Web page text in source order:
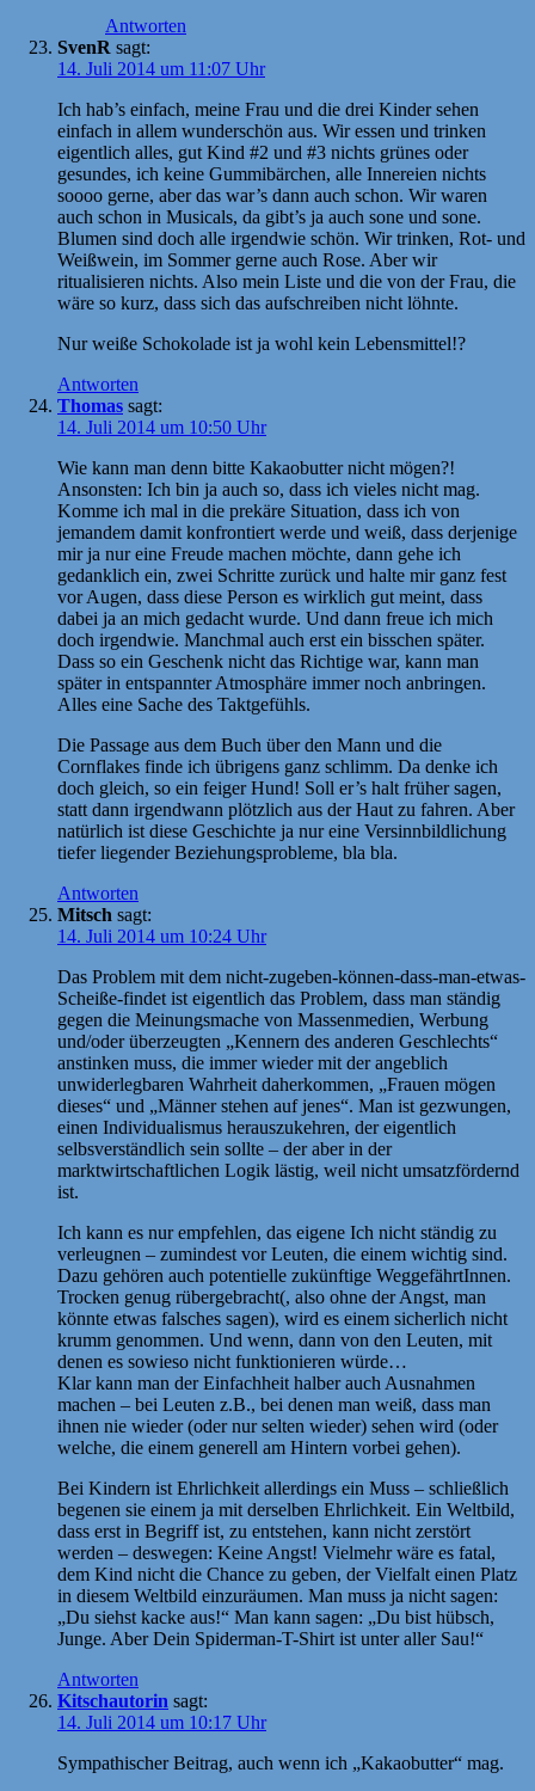
Antworten
SvenR sagt:
14. Juli 2014 um 11:07 Uhr
Ich hab’s einfach, meine Frau und die drei Kinder sehen
einfach in allem wunderschön aus. Wir essen und trinken
eigentlich alles, gut Kind #2 und #3 nichts grünes oder
gesundes, ich keine Gummibärchen, alle Innereien nichts
soooo gerne, aber das war’s dann auch schon. Wir waren
auch schon in Musicals, da gibt’s ja auch sone und sone.
Blumen sind doch alle irgendwie schön. Wir trinken, Rot- und
Weißwein, im Sommer gerne auch Rose. Aber wir
ritualisieren nichts. Also mein Liste und die von der Frau, die
wäre so kurz, dass sich das aufschreiben nicht löhnte.
Nur weiße Schokolade ist ja wohl kein Lebensmittel!?
Antworten
Thomas sagt:
14. Juli 2014 um 10:50 Uhr
Wie kann man denn bitte Kakaobutter nicht mögen?!
Ansonsten: Ich bin ja auch so, dass ich vieles nicht mag.
Komme ich mal in die prekäre Situation, dass ich von
jemandem damit konfrontiert werde und weiß, dass derjenige
mir ja nur eine Freude machen möchte, dann gehe ich
gedanklich ein, zwei Schritte zurück und halte mir ganz fest
vor Augen, dass diese Person es wirklich gut meint, dass
dabei ja an mich gedacht wurde. Und dann freue ich mich
doch irgendwie. Manchmal auch erst ein bisschen später.
Dass so ein Geschenk nicht das Richtige war, kann man
später in entspannter Atmosphäre immer noch anbringen.
Alles eine Sache des Taktgefühls.
Die Passage aus dem Buch über den Mann und die
Cornflakes finde ich übrigens ganz schlimm. Da denke ich
doch gleich, so ein feiger Hund! Soll er’s halt früher sagen,
statt dann irgendwann plötzlich aus der Haut zu fahren. Aber
natürlich ist diese Geschichte ja nur eine Versinnbildlichung
tiefer liegender Beziehungsprobleme, bla bla.
Antworten
Mitsch sagt:
14. Juli 2014 um 10:24 Uhr
Das Problem mit dem nicht-zugeben-können-dass-man-etwas-
Scheiße-findet ist eigentlich das Problem, dass man ständig
gegen die Meinungsmache von Massenmedien, Werbung
und/oder überzeugten „Kennern des anderen Geschlechts“
anstinken muss, die immer wieder mit der angeblich
unwiderlegbaren Wahrheit daherkommen, „Frauen mögen
dieses“ und „Männer stehen auf jenes“. Man ist gezwungen,
einen Individualismus herauszukehren, der eigentlich
selbsverständlich sein sollte – der aber in der
marktwirtschaftlichen Logik lästig, weil nicht umsatzfördernd
ist.
Ich kann es nur empfehlen, das eigene Ich nicht ständig zu
verleugnen – zumindest vor Leuten, die einem wichtig sind.
Dazu gehören auch potentielle zukünftige WeggefährtInnen.
Trocken genug rübergebracht(, also ohne der Angst, man
könnte etwas falsches sagen), wird es einem sicherlich nicht
krumm genommen. Und wenn, dann von den Leuten, mit
denen es sowieso nicht funktionieren würde…
Klar kann man der Einfachheit halber auch Ausnahmen
machen – bei Leuten z.B., bei denen man weiß, dass man
ihnen nie wieder (oder nur selten wieder) sehen wird (oder
welche, die einem generell am Hintern vorbei gehen).
Bei Kindern ist Ehrlichkeit allerdings ein Muss – schließlich
begenen sie einem ja mit derselben Ehrlichkeit. Ein Weltbild,
dass erst in Begriff ist, zu entstehen, kann nicht zerstört
werden – deswegen: Keine Angst! Vielmehr wäre es fatal,
dem Kind nicht die Chance zu geben, der Vielfalt einen Platz
in diesem Weltbild einzuräumen. Man muss ja nicht sagen:
„Du siehst kacke aus!“ Man kann sagen: „Du bist hübsch,
Junge. Aber Dein Spiderman-T-Shirt ist unter aller Sau!“
Antworten
Kitschautorin sagt:
14. Juli 2014 um 10:17 Uhr
Sympathischer Beitrag, auch wenn ich „Kakaobutter“ mag.